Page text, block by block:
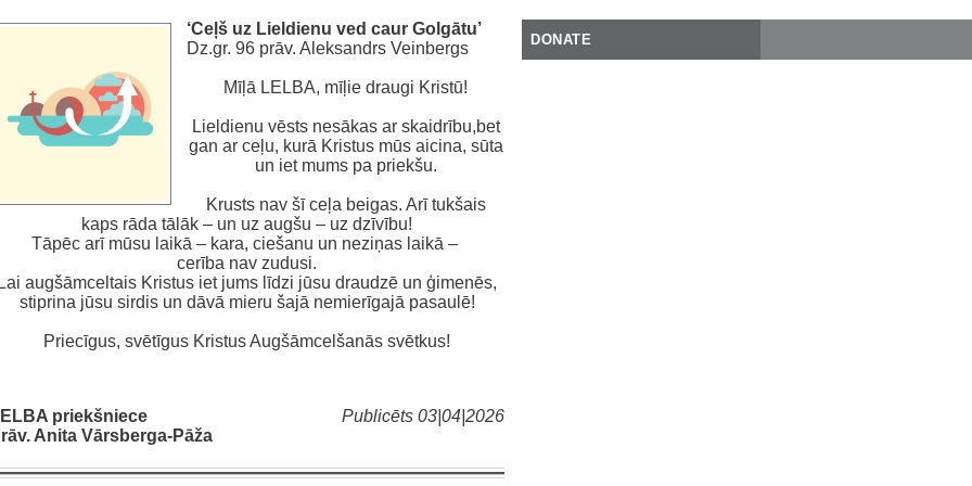
‘Ceļš uz Lieldienu ved caur Golgātu’
Dz.gr. 96 prāv. Aleksandrs Veinbergs
Mīļā LELBA, mīļie draugi Kristū!
Lieldienu vēsts nesākas ar skaidrību,bet
gan ar ceļu, kurā Kristus mūs aicina, sūta
un iet mums pa priekšu.
Krusts nav šī ceļa beigas. Arī tukšais
kaps rāda tālāk – un uz augšu – uz dzīvību!
Tāpēc arī mūsu laikā – kara, ciešanu un neziņas laikā –
cerība nav zudusi.
augšāmceltais Kristus iet jums līdzi jūsu draudzē un ģimenēs,
stiprina jūsu sirdis un dāvā mieru šajā nemierīgajā pasaulē!
Priecīgus, svētīgus Kristus Augšāmcelšanās svētkus!
Publicēts 03|04|2026
priekšniece
Anita Vārsberga-Pāža
DONATE